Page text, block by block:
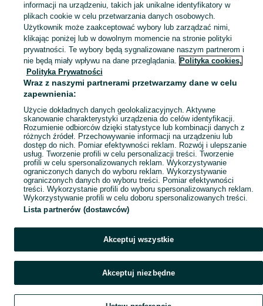
KATEGORIA
Skorzystaj z największego serwisu ogłoszeniowego - Wojków i okolice! Kupuj to, czego pragniesz i sprzedawaj to, czego już nie potrzebujesz! Zobacz
Mapa kategorii
Mapa miejscowości
Mapa ministron
Popularne wyszukiwania
informacji na urządzeniu, takich jak unikalne identyfikatory w
plikach cookie w celu przetwarzania danych osobowych.
Użytkownik może zaakceptować wybory lub zarządzać nimi,
klikając poniżej lub w dowolnym momencie na stronie polityki
prywatności. Te wybory będą sygnalizowane naszym partnerom i
nie będą miały wpływu na dane przeglądania. Polityka cookies,
Polityka Prywatności
Wraz z naszymi partnerami przetwarzamy dane w celu
zapewnienia:
Użycie dokładnych danych geolokalizacyjnych. Aktywne
skanowanie charakterystyki urządzenia do celów identyfikacji.
Rozumienie odbiorców dzięki statystyce lub kombinacji danych z
różnych źródeł. Przechowywanie informacji na urządzeniu lub
dostęp do nich. Pomiar efektywności reklam. Rozwój i ulepszanie
usług. Tworzenie profili w celu personalizacji treści. Tworzenie
profili w celu spersonalizowanych reklam. Wykorzystywanie
ograniczonych danych do wyboru reklam. Wykorzystywanie
ograniczonych danych do wyboru treści. Pomiar efektywności
treści. Wykorzystanie profili do wyboru spersonalizowanych reklam.
Wykorzystywanie profili w celu doboru spersonalizowanych treści.
Lista partnerów (dostawców)
Akceptuj wszystkie
Akceptuj niezbędne